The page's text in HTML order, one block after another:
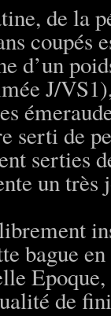
de la
coupés
d’un
J/
serti de
serties
un
bague
de